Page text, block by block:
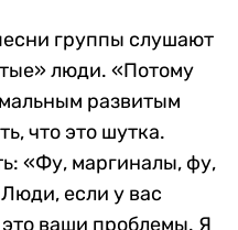
группы слушают
люди. «Потому
развитым
что это шутка.
«Фу, маргиналы, фу,
если у вас
ваши проблемы. Я